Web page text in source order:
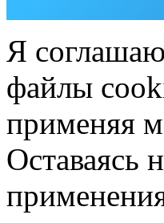
Я
файлы
применяя
Оставаясь